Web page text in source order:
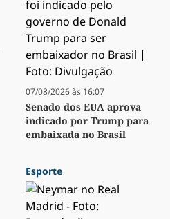
07/08/2026 às 16:07
Senado dos EUA aprova
indicado por Trump para
embaixada no Brasil
Esporte